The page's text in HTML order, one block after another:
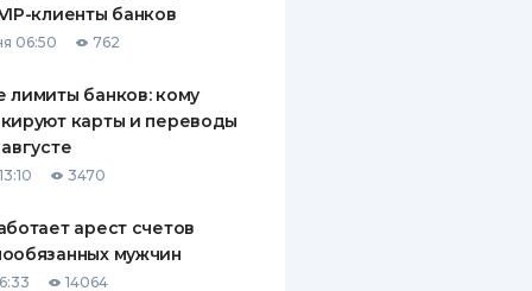
клиенты банков
06:50 762
лимиты банков: кому
карты и переводы
3470
арест счетов
мужчин
14064